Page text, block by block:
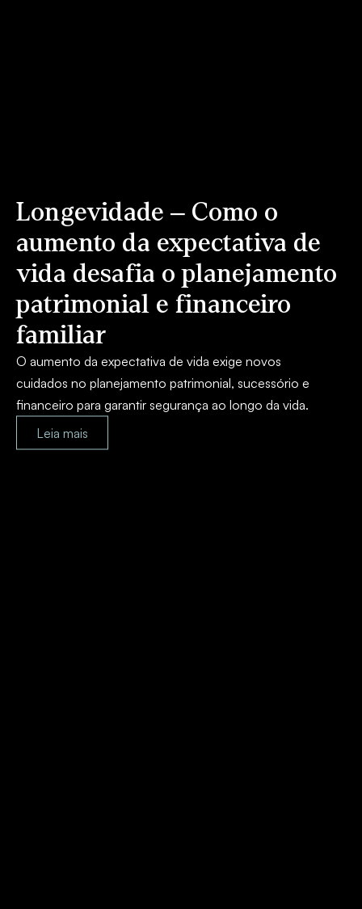
Longevidade – Como o
aumento da expectativa de
vida desafia o planejamento
patrimonial e financeiro
familiar
O aumento da expectativa de vida exige novos
cuidados no planejamento patrimonial, sucessório e
financeiro para garantir segurança ao longo da vida.
Leia mais